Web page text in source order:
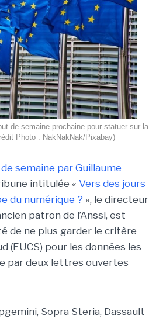
de semaine prochaine pour statuer sur la
Photo : NakNakNak/Pixabay)
semaine par Guillaume
intitulée « Vers des jours
du numérique ? », le directeur
patron de l’Anssi, est
de ne plus garder le critère
(EUCS) pour les données les
par deux lettres ouvertes
Sopra Steria, Dassault